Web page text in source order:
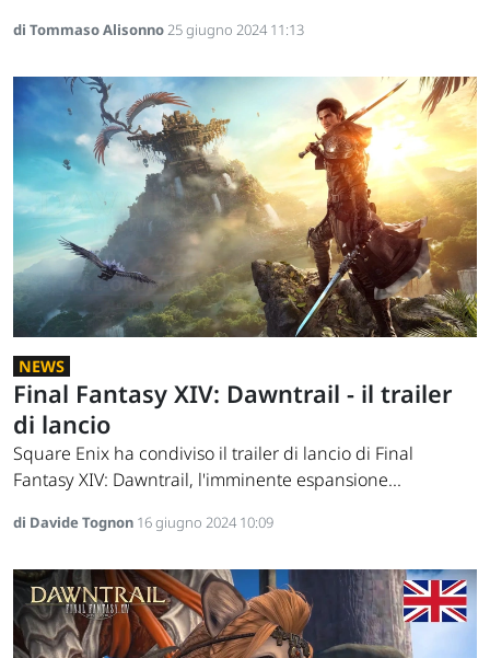
di Tommaso Alisonno25 giugno 2024 11:13
NEWS
Final Fantasy XIV: Dawntrail - il trailer
di lancio
Square Enix ha condiviso il trailer di lancio di Final
Fantasy XIV: Dawntrail, l'imminente espansione...
di Davide Tognon 16 giugno 2024 10:09